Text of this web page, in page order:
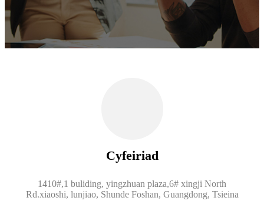
Cyfeiriad
1410#,1 buliding, yingzhuan plaza,6# xingji North
Rd.xiaoshi, lunjiao, Shunde Foshan, Guangdong, Tsieina